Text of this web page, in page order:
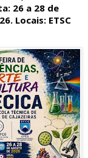
26 a 28 de
Locais: ETSC